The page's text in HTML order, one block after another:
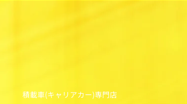
積載車(キャリアカー)専門店